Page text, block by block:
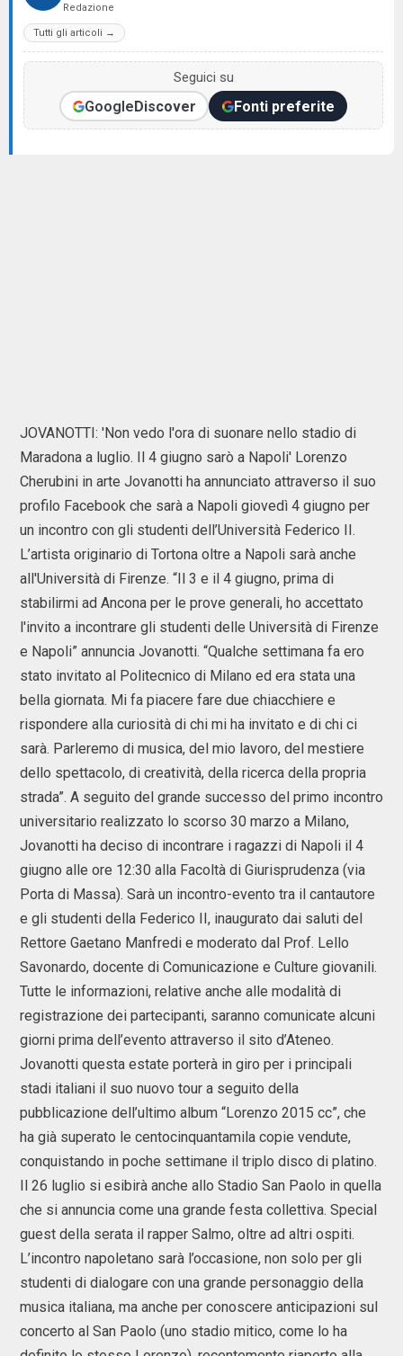
Redazione
Tutti gli articoli →
Seguici su
GoogleDiscover Fonti preferite
JOVANOTTI: 'Non vedo l'ora di suonare nello stadio di
Maradona a luglio. Il 4 giugno sarò a Napoli' Lorenzo
Cherubini in arte Jovanotti ha annunciato attraverso il suo
profilo Facebook che sarà a Napoli giovedì 4 giugno per
un incontro con gli studenti dell’Università Federico II.
L’artista originario di Tortona oltre a Napoli sarà anche
all'Università di Firenze. “Il 3 e il 4 giugno, prima di
stabilirmi ad Ancona per le prove generali, ho accettato
l'invito a incontrare gli studenti delle Università di Firenze
e Napoli” annuncia Jovanotti. “Qualche settimana fa ero
stato invitato al Politecnico di Milano ed era stata una
bella giornata. Mi fa piacere fare due chiacchiere e
rispondere alla curiosità di chi mi ha invitato e di chi ci
sarà. Parleremo di musica, del mio lavoro, del mestiere
dello spettacolo, di creatività, della ricerca della propria
strada”. A seguito del grande successo del primo incontro
universitario realizzato lo scorso 30 marzo a Milano,
Jovanotti ha deciso di incontrare i ragazzi di Napoli il 4
giugno alle ore 12:30 alla Facoltà di Giurisprudenza (via
Porta di Massa). Sarà un incontro-evento tra il cantautore
e gli studenti della Federico II, inaugurato dai saluti del
Rettore Gaetano Manfredi e moderato dal Prof. Lello
Savonardo, docente di Comunicazione e Culture giovanili.
Tutte le informazioni, relative anche alle modalità di
registrazione dei partecipanti, saranno comunicate alcuni
giorni prima dell’evento attraverso il sito d’Ateneo.
Jovanotti questa estate porterà in giro per i principali
stadi italiani il suo nuovo tour a seguito della
pubblicazione dell’ultimo album “Lorenzo 2015 cc”, che
ha già superato le centocinquantamila copie vendute,
conquistando in poche settimane il triplo disco di platino.
Il 26 luglio si esibirà anche allo Stadio San Paolo in quella
che si annuncia come una grande festa collettiva. Special
guest della serata il rapper Salmo, oltre ad altri ospiti.
L’incontro napoletano sarà l’occasione, non solo per gli
studenti di dialogare con una grande personaggio della
musica italiana, ma anche per conoscere anticipazioni sul
concerto al San Paolo (uno stadio mitico, come lo ha